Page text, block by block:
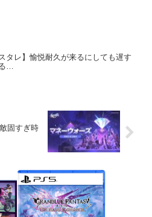
スタレ】愉悦耐久が来るにしても遅す
…
固すぎ時